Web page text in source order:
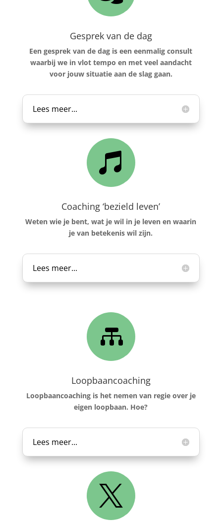
Gesprek van de dag
Een gesprek van de dag is een eenmalig consult
waarbij we in vlot tempo en met veel aandacht
voor jouw situatie aan de slag gaan.
Lees meer...

Coaching ‘bezield leven’
Weten wie je bent, wat je wil in je leven en waarin
je van betekenis wil zijn.
Lees meer...

Loopbaancoaching
Loopbaancoaching is het nemen van regie over je
eigen loopbaan. Hoe?
Lees meer...
